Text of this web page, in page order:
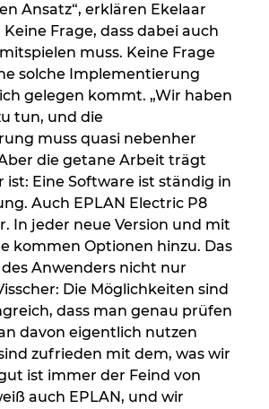
Ansatz“, erklären Ekelaar
Keine Frage, dass dabei auch
muss. Keine Frage
solche Implementierung
gelegen kommt. „Wir haben
tun, und die
muss quasi nebenher
die getane Arbeit trägt
ist: Eine Software ist ständig in
Auch EPLAN Electric P8
In jeder neue Version und mit
kommen Optionen hinzu. Das
Anwenders nicht nur
Die Möglichkeiten sind
dass man genau prüfen
davon eigentlich nutzen
zufrieden mit dem, was wir
ist immer der Feind von
auch EPLAN, und wir